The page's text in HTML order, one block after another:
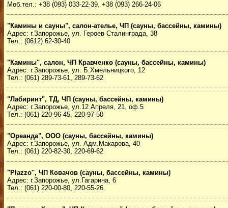
Моб.тел.: +38 (093) 033-22-39, +38 (093) 266-24-06
"Камины и сауны", салон-ателье, ЧП (сауны, бассейны, камины)
Адрес: г.Запорожье, ул. Героев Сталинграда, 38
Тел.: (0612) 62-30-40
"Камины", салон, ЧП Кравченко (сауны, бассейны, камины)
Адрес: г.Запорожье, ул. Б.Хмельницкого, 12
Тел.: (061) 289-73-61, 289-73-62
"Лабиринт", ТД, ЧП (сауны, бассейны, камины)
Адрес: г.Запорожье, ул.12 Апреля, 21, оф.5
Тел.: (061) 220-96-45, 220-97-50
"Ореанда", ООО (сауны, бассейны, камины)
Адрес: г.Запорожье, ул. Адм.Макарова, 40
Тел.: (061) 220-82-30, 220-69-62
"Plazzo", ЧП Ковачов (сауны, бассейны, камины)
Адрес: г.Запорожье, ул.Гагарина, 6
Тел.: (061) 220-00-80, 220-55-26